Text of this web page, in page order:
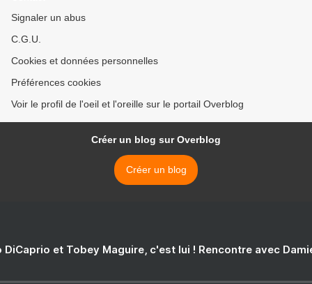
Signaler un abus
C.G.U.
Cookies et données personnelles
Préférences cookies
Voir le profil de l'oeil et l'oreille sur le portail Overblog
Créer un blog sur Overblog
Créer un blog
DiCaprio et Tobey Maguire, c'est lui ! Rencontre avec